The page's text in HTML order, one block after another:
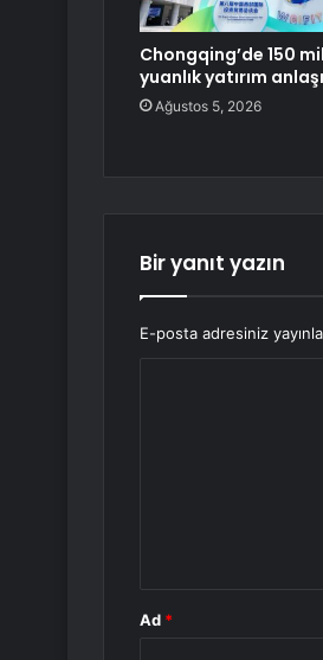
Chongqing’de 150
yuanlık yatırım
Ağustos 5, 2026
Bir yanıt yazın
E-posta adresiniz
Ad *